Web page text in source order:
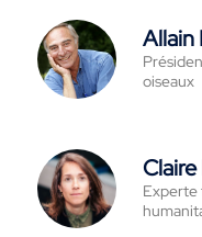
oiseaux
Experte